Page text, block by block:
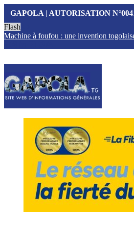
GAPOLA | AUTORISATION
Flash
Machine à foufou : une invention